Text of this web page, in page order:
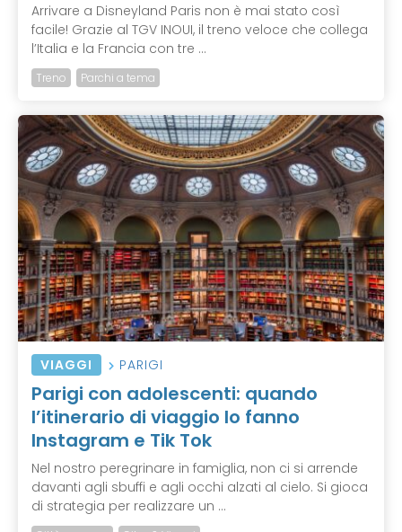
Arrivare a Disneyland Paris non è mai stato così
facile! Grazie al TGV INOUI, il treno veloce che collega
l’Italia e la Francia con tre ...
Treno Parchi a tema
VIAGGI PARIGI
Parigi con adolescenti: quando
l’itinerario di viaggio lo fanno
Instagram e Tik Tok
Nel nostro peregrinare in famiglia, non ci si arrende
davanti agli sbuffi e agli occhi alzati al cielo. Si gioca
di strategia per realizzare un ...